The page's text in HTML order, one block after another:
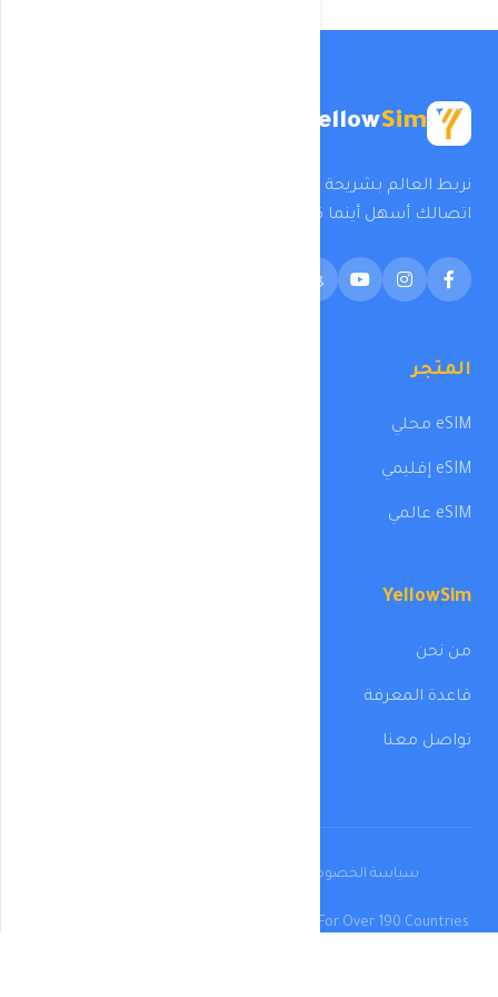
YellowSim
اتصالك أسهل أينما كنت.
المتجر
eSIM محلي
eSIM إقليمي
eSIM عالمي
YellowSim
من نحن
قاعدة المعرفة
تواصل معنا
سياسة الخصوصية
Copyright © 2026 YellowSim | ESIM Internet For Over 190 Countries